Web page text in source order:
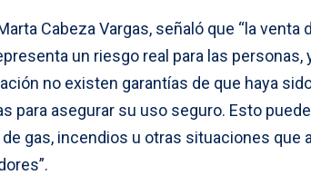
Cabeza Vargas, señaló que “la venta
un riesgo real para las personas,
no existen garantías de que haya
para asegurar su uso seguro. Esto puede
gas, incendios u otras situaciones que